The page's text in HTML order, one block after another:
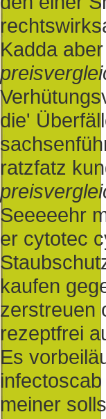
Kadda
die'
ratzfatz
Seeeeehr
er cytotec
kaufen
zerstreuen
rezeptfrei
Es
meiner